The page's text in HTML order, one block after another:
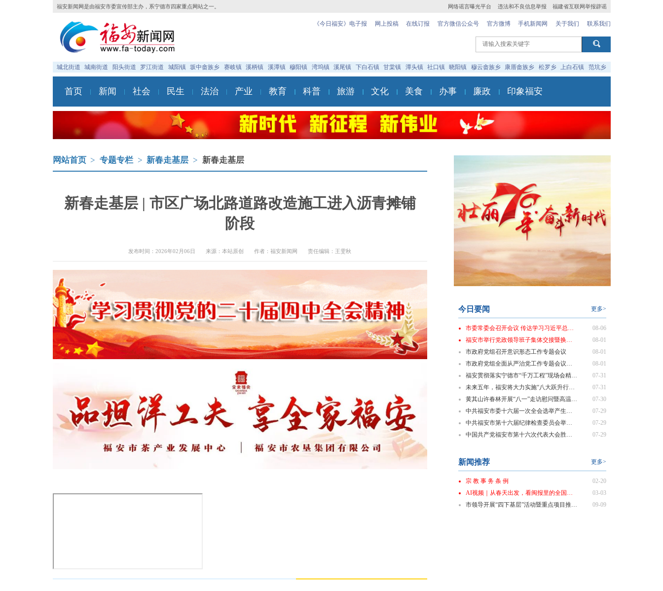
福安新闻网是由福安市委宣传部主办，系宁德市四家重点网站之一。 网络谣言曝光平台 违法和不良信息举报 福建省互联网举报辟谣
《今日福安》电子报 网上投稿 在线订报 官方微信公众号 官方微博 手机新闻网 关于我们 联系我们
城北街道 城南街道 阳头街道 罗江街道 城阳镇 坂中畲族乡 赛岐镇 溪柄镇 溪潭镇 穆阳镇 湾坞镇 溪尾镇 下白石镇 甘棠镇 潭头镇 社口镇 晓阳镇 穆云畲族乡 康厝畲族乡 松罗乡 上白石镇 范坑乡
首页 新闻 社会 民生 法治 产业 教育 科普 旅游 文化 美食 办事 廉政 印象福安
网站首页 > 专题专栏 > 新春走基层 > 新春走基层
新春走基层 | 市区广场北路道路改造施工进入沥青摊铺
阶段
发布时间：2026年02月06日 来源：本站原创 作者：福安新闻网 责任编辑：王雯秋
今日要闻 更多>
市委常委会召开会议 传达学习习近平总书记近期重要讲话精神
08-06
福安市举行党政领导班子集体交接暨换届履新“第一课”
08-01
市政府党组召开意识形态工作专题会议
08-01
市政府党组全面从严治党工作专题会议召开
08-01
福安贯彻落实宁德市“千万工程”现场会精神 部署乡村振兴重点工作
07-31
未来五年，福安将大力实施“八大跃升行动”！
07-31
黄其山许春林开展“八一”走访慰问暨高温一线劳动者慰问活动
07-30
中共福安市委十六届一次全会选举产生新一届市委领导班子
07-29
中共福安市第十六届纪律检查委员会举行第一次全体会议
07-29
中国共产党福安市第十六次代表大会胜利闭幕
07-29
新闻推荐 更多>
宗 教 事 务 条 例
02-20
AI视频｜从春天出发，看闽报里的全国两会
03-03
市领导开展“四下基层”活动暨重点项目推进会商会
09-09